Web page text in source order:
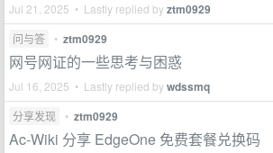
Jul 21, 2025 • Lastly replied byztm0929
问与答 • ztm0929
网号网证的一些思考与困惑
Jul 16, 2025 • Lastly replied bywdssmq
分享发现 • ztm0929
Ac-Wiki 分享 EdgeOne 免费套餐兑换码